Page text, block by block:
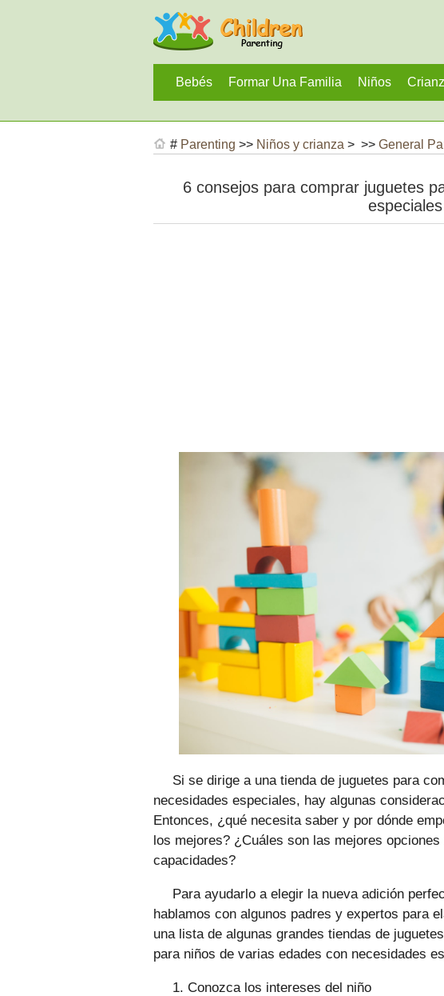
Bebés Formar Una Familia Niños
# Parenting >> Niños y crianza > >> General
6 consejos para comprar juguetes
especiales
Si se dirige a una tienda de juguetes para
necesidades especiales, hay algunas
Entonces, ¿qué necesita saber y por dónde
los mejores? ¿Cuáles son las mejores
capacidades?
Para ayudarlo a elegir la nueva adición
hablamos con algunos padres y expertos para
una lista de algunas grandes tiendas de
para niños de varias edades con necesidades
1. Conozca los intereses del niño